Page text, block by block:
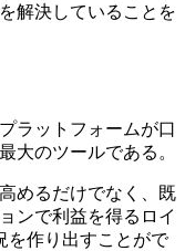
解決していることを
ラットフォームが口
大のツールである。
めるだけでなく、既
ンで利益を得るロイ
を作り出すことがで